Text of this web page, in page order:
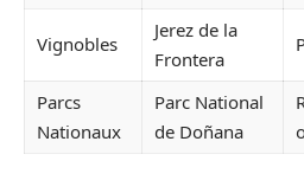
Vignobles
Jerez de la
Frontera
Parcs
Nationaux
Parc National
de Doñana